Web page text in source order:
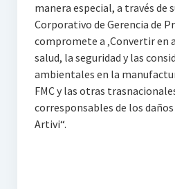
manera especial, a través de
Corporativo de Gerencia de
compromete a ‚Convertir
salud, la seguridad y las
ambientales en la
FMC y las otras
corresponsables de los
Artivi“.